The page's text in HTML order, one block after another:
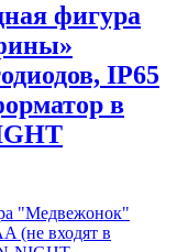
фигура
IP65
в